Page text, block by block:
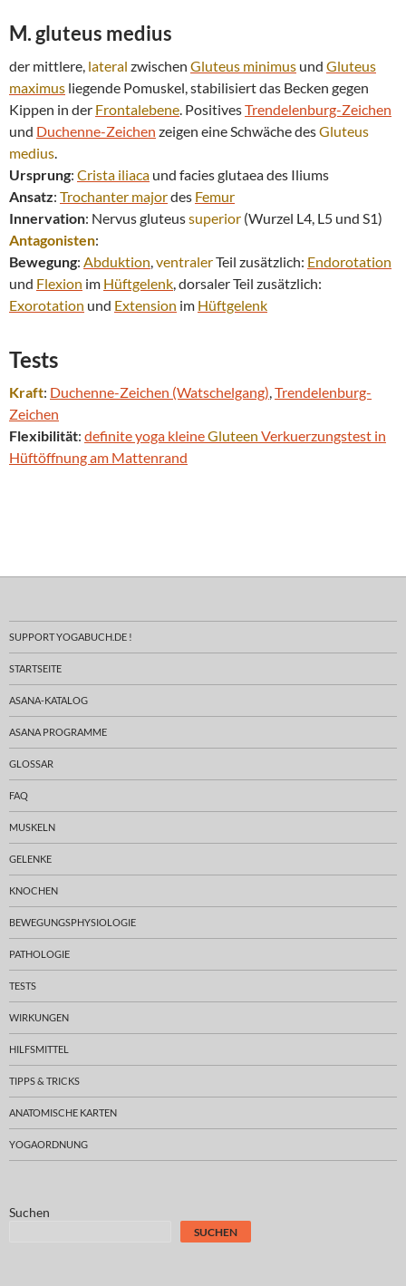
M. gluteus medius
der mittlere, lateral zwischen Gluteus minimus und Gluteus
maximus liegende Pomuskel, stabilisiert das Becken gegen
Kippen in der Frontalebene. PositivesTrendelenburg-Zeichen
und Duchenne-Zeichen zeigen eine Schwäche desGluteus
medius.
Ursprung: Crista iliaca und facies glutaea des Iliums
Ansatz: Trochanter majordes Femur
Innervation: Nervus gluteussuperior (Wurzel L4, L5 und S1)
Antagonisten:
Bewegung: Abduktion,ventralerTeil zusätzlich: Endorotation
und Flexion im Hüftgelenk, dorsaler Teil zusätzlich:
Exorotation und Extension im Hüftgelenk
Tests
Kraft: Duchenne-Zeichen (Watschelgang),Trendelenburg-
Zeichen
Flexibilität: definite yoga kleineGluteen Verkuerzungstest in
Hüftöffnung am Mattenrand
SUPPORT YOGABUCH.DE !
STARTSEITE
ASANA-KATALOG
ASANA PROGRAMME
GLOSSAR
FAQ
MUSKELN
GELENKE
KNOCHEN
BEWEGUNGSPHYSIOLOGIE
PATHOLOGIE
TESTS
WIRKUNGEN
HILFSMITTEL
TIPPS & TRICKS
ANATOMISCHE KARTEN
YOGAORDNUNG
Suchen
SUCHEN